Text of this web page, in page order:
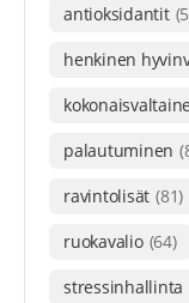
antioksidantit
henkinen
palautuminen
ravintolisät (81)
ruokavalio (64)
stressinhallinta